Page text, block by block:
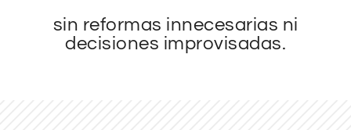
sin reformas innecesarias ni
decisiones improvisadas.